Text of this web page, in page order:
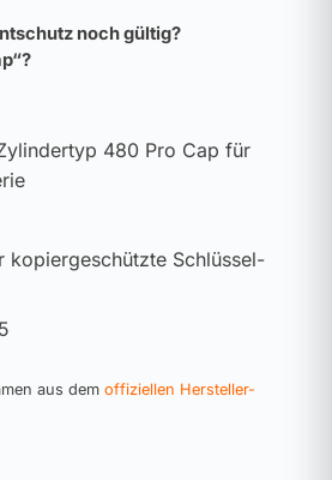
noch gültig?
480 Pro Cap für
kopiergeschützte Schlüssel-
aus dem offiziellen Hersteller-